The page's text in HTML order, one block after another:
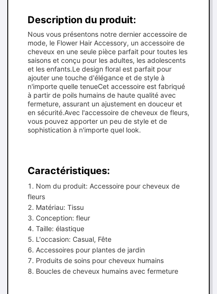
Description du produit:
Nous vous présentons notre dernier accessoire de
mode, le Flower Hair Accessory, un accessoire de
cheveux en une seule pièce parfait pour toutes les
saisons et conçu pour les adultes, les adolescents
et les enfants.Le design floral est parfait pour
ajouter une touche d'élégance et de style à
n'importe quelle tenueCet accessoire est fabriqué
à partir de poils humains de haute qualité avec
fermeture, assurant un ajustement en douceur et
en sécurité.Avec l'accessoire de cheveux de fleurs,
vous pouvez apporter un peu de style et de
sophistication à n'importe quel look.
Caractéristiques:
Nom du produit: Accessoire pour cheveux de
fleurs
Matériau: Tissu
Conception: fleur
Taille: élastique
L'occasion: Casual, Fête
Accessoires pour plantes de jardin
Produits de soins pour cheveux humains
Boucles de cheveux humains avec fermeture